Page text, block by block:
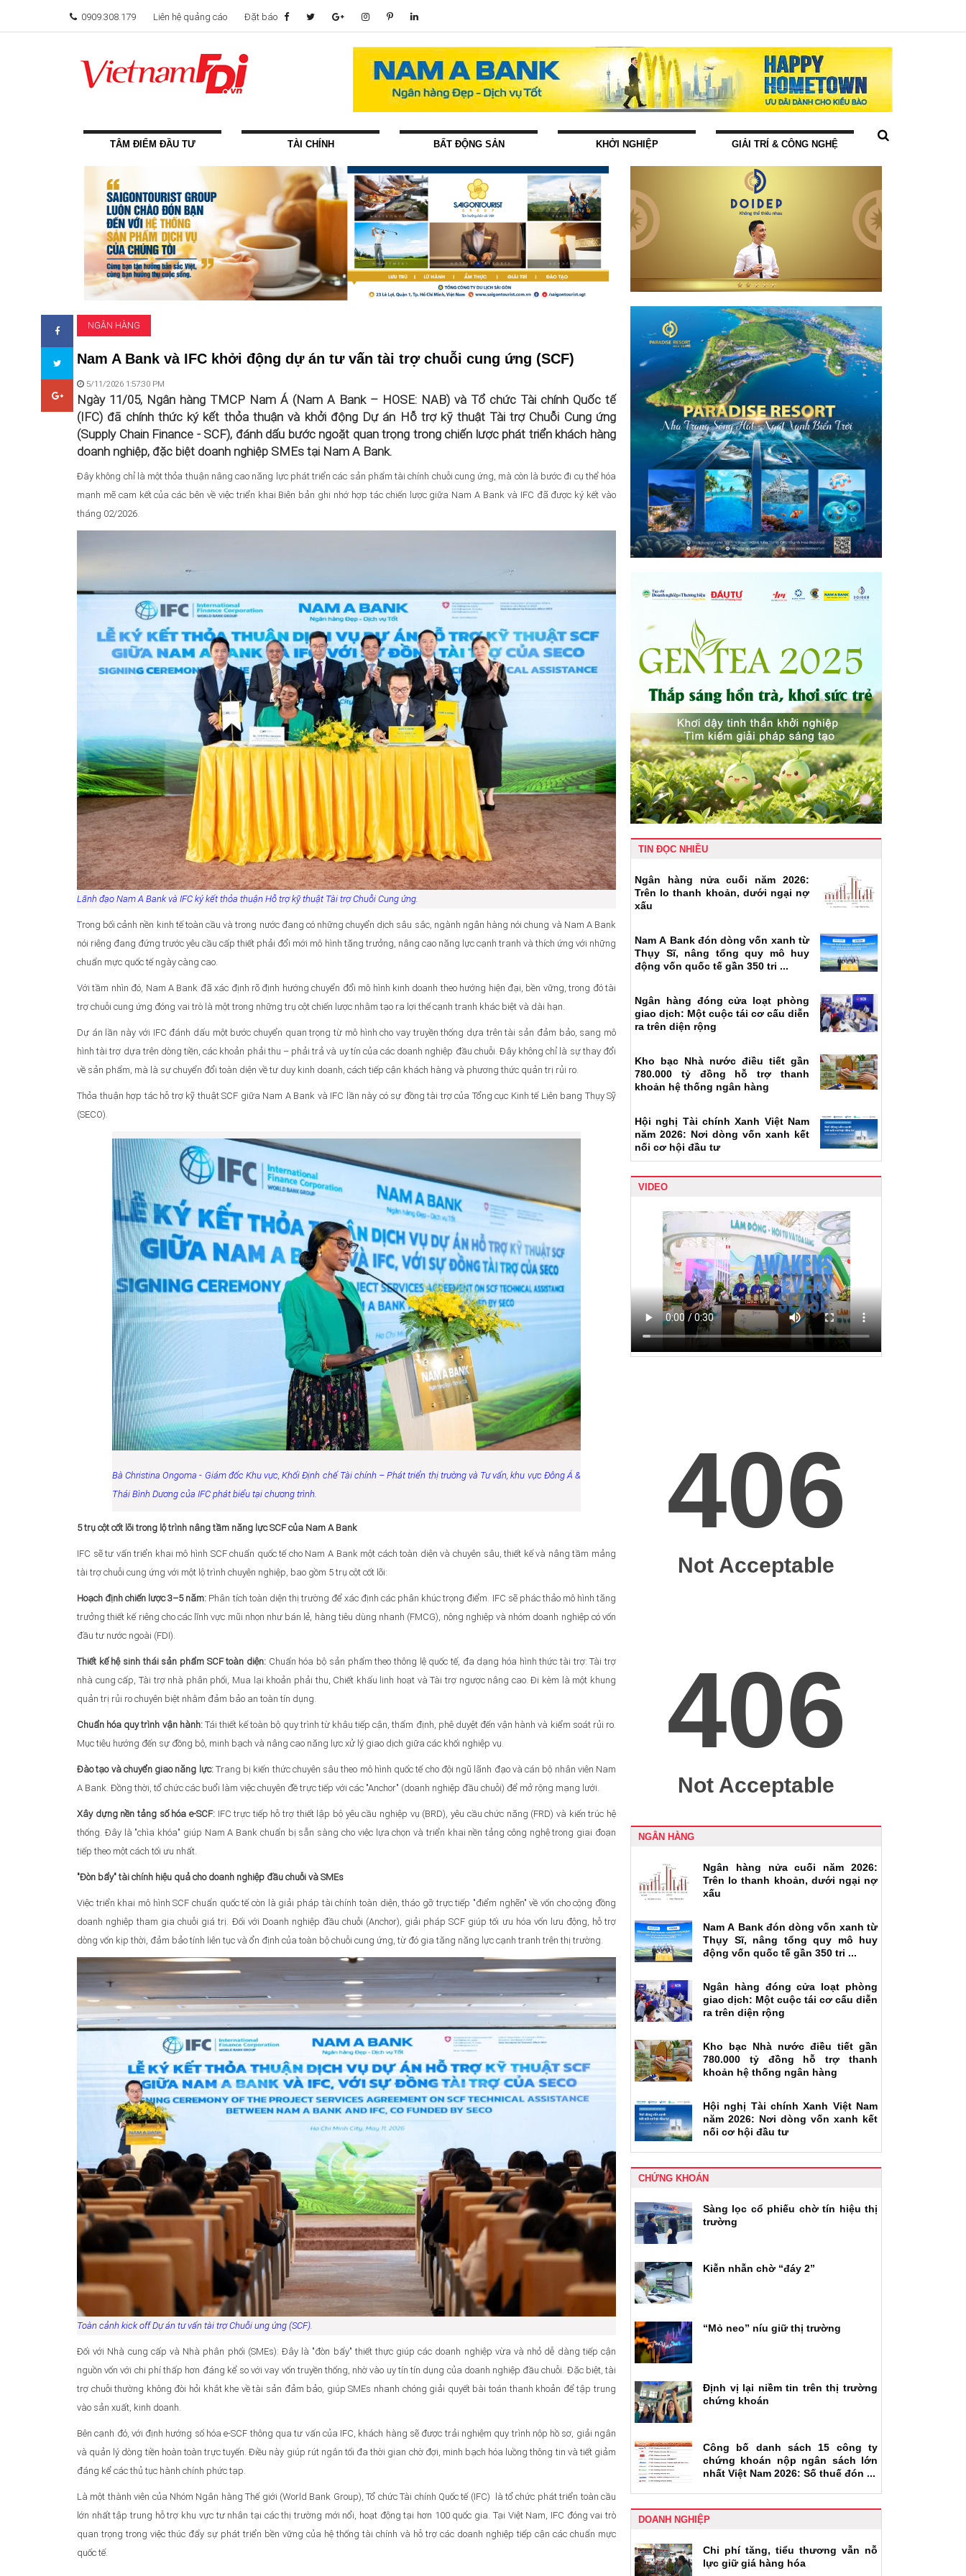
0909.308.179 Liên hệ quảng cáo Đặt báo
TÂM ĐIỂM ĐẦU TƯ TÀI CHÍNH BẤT ĐỘNG SẢN KHỞI NGHIỆP GIẢI TRÍ & CÔNG NGHỆ
NGÂN HÀNG
Nam A Bank và IFC khởi động dự án tư vấn tài trợ chuỗi cung ứng (SCF)
5/11/2026 1:57:30 PM
Ngày 11/05, Ngân hàng TMCP Nam Á (Nam A Bank – HOSE: NAB) và Tổ chức Tài chính Quốc tế
(IFC) đã chính thức ký kết thỏa thuận và khởi động Dự án Hỗ trợ kỹ thuật Tài trợ Chuỗi Cung ứng
(Supply Chain Finance - SCF), đánh dấu bước ngoặt quan trọng trong chiến lược phát triển khách hàng
doanh nghiệp, đặc biệt doanh nghiệp SMEs tại Nam A Bank.
Đây không chỉ là một thỏa thuận nâng cao năng lực phát triển các sản phẩm tài chính chuỗi cung ứng, mà còn là bước đi cụ thể hóa
mạnh mẽ cam kết của các bên về việc triển khai Biên bản ghi nhớ hợp tác chiến lược giữa Nam A Bank và IFC đã được ký kết vào
tháng 02/2026.
Lãnh đạo Nam A Bank và IFC ký kết thỏa thuận Hỗ trợ kỹ thuật Tài trợ Chuỗi Cung ứng
Trong bối cảnh nền kinh tế toàn cầu và trong nước đang có những chuyển dịch sâu sắc, ngành ngân hàng nói chung và Nam A Bank
nói riêng đang đứng trước yêu cầu cấp thiết phải đổi mới mô hình tăng trưởng, nâng cao năng lực cạnh tranh và thích ứng với những
chuẩn mực quốc tế ngày càng cao.
Với tầm nhìn đó, Nam A Bank đã xác định rõ định hướng chuyển đổi mô hình kinh doanh theo hướng hiện đại, bền vững, trong đó tài
trợ chuỗi cung ứng đóng vai trò là một trong những trụ cột chiến lược nhằm tạo ra lợi thế cạnh tranh khác biệt và dài hạn.
Dự án lần này với IFC đánh dấu một bước chuyển quan trọng từ mô hình cho vay truyền thống dựa trên tài sản đảm bảo, sang mô
hình tài trợ dựa trên dòng tiền, các khoản phải thu – phải trả và uy tín của các doanh nghiệp đầu chuỗi. Đây không chỉ là sự thay đổi
về sản phẩm, mà là sự chuyển đổi toàn diện về tư duy kinh doanh, cách tiếp cận khách hàng và phương thức quản trị rủi ro.
Thỏa thuận hợp tác hỗ trợ kỹ thuật SCF giữa Nam A Bank và IFC lần này có sự đồng tài trợ của Tổng cục Kinh tế Liên bang Thụy Sỹ
(SECO).
Bà Christina Ongoma - Giám đốc Khu vực, Khối Định chế Tài chính – Phát triển thị trường và Tư vấn, khu vực Đông Á &
Thái Bình Dương của IFC phát biểu tại chương trình.
5 trụ cột cốt lõi trong lộ trình nâng tầm năng lực SCF của Nam A Bank
IFC sẽ tư vấn triển khai mô hình SCF chuẩn quốc tế cho Nam A Bank một cách toàn diện và chuyên sâu, thiết kế và nâng tầm mảng
tài trợ chuỗi cung ứng với một lộ trình chuyên nghiệp, bao gồm 5 trụ cột cốt lõi:
Hoạch định chiến lược 3–5 năm: Phân tích toàn diện thị trường để xác định các phân khúc trọng điểm. IFC sẽ phác thảo mô hình tăng
trưởng thiết kế riêng cho các lĩnh vực mũi nhọn như bán lẻ, hàng tiêu dùng nhanh (FMCG), nông nghiệp và nhóm doanh nghiệp có vốn
đầu tư nước ngoài (FDI).
Thiết kế hệ sinh thái sản phẩm SCF toàn diện: Chuẩn hóa bộ sản phẩm theo thông lệ quốc tế, đa dạng hóa hình thức tài trợ: Tài trợ
nhà cung cấp, Tài trợ nhà phân phối, Mua lại khoản phải thu, Chiết khấu linh hoạt và Tài trợ ngược nâng cao. Đi kèm là một khung
quản trị rủi ro chuyên biệt nhằm đảm bảo an toàn tín dụng.
Chuẩn hóa quy trình vận hành:Tái thiết kế toàn bộ quy trình từ khâu tiếp cận, thẩm định, phê duyệt đến vận hành và kiểm soát rủi ro.
Mục tiêu hướng đến sự đồng bộ, minh bạch và nâng cao năng lực xử lý giao dịch giữa các khối nghiệp vụ.
Đào tạo và chuyển giao năng lực:Trang bị kiến thức chuyên sâu theo mô hình quốc tế cho đội ngũ lãnh đạo và cán bộ nhân viên Nam
A Bank. Đồng thời, tổ chức các buổi làm việc chuyên đề trực tiếp với các "Anchor" (doanh nghiệp đầu chuỗi) để mở rộng mạng lưới.
Xây dựng nền tảng số hóa e-SCF:IFC trực tiếp hỗ trợ thiết lập bộ yêu cầu nghiệp vụ (BRD), yêu cầu chức năng (FRD) và kiến trúc hệ
thống. Đây là "chìa khóa" giúp Nam A Bank chuẩn bị sẵn sàng cho việc lựa chọn và triển khai nền tảng công nghệ trong giai đoạn
tiếp theo một cách tối ưu nhất.
"Đòn bẩy" tài chính hiệu quả cho doanh nghiệp đầu chuỗi và SMEs
Việc triển khai mô hình SCF chuẩn quốc tế còn là giải pháp tài chính toàn diện, tháo gỡ trực tiếp "điểm nghẽn" về vốn cho cộng đồng
doanh nghiệp tham gia chuỗi giá trị. Đối với Doanh nghiệp đầu chuỗi (Anchor), giải pháp SCF giúp tối ưu hóa vốn lưu động, hỗ trợ
dòng vốn kịp thời, đảm bảo tính liên tục và ổn định của toàn bộ chuỗi cung ứng, từ đó gia tăng năng lực cạnh tranh trên thị trường.
Toàn cảnh kick offDự án tư vấn tài trợChuỗi ung ứng (SCF)
Đối với Nhà cung cấp và Nhà phân phối (SMEs): Đây là "đòn bẩy" thiết thực giúp các doanh nghiệp vừa và nhỏ dễ dàng tiếp cận
nguồn vốn với chi phí thấp hơn đáng kể so với vay vốn truyền thống, nhờ vào uy tín tín dụng của doanh nghiệp đầu chuỗi. Đặc biệt, tài
trợ chuỗi thường không đòi hỏi khắt khe về tài sản đảm bảo, giúp SMEs nhanh chóng giải quyết bài toán thanh khoản để tập trung
vào sản xuất, kinh doanh.
Bên cạnh đó, với định hướng số hóa e-SCF thông qua tư vấn của IFC, khách hàng sẽ được trải nghiệm quy trình nộp hồ sơ, giải ngân
và quản lý dòng tiền hoàn toàn trực tuyến. Điều này giúp rút ngắn tối đa thời gian chờ đợi, minh bạch hóa luồng thông tin và tiết giảm
đáng kể các thủ tục hành chính phức tạp.
Là một thành viên của Nhóm Ngân hàng Thế giới (World Bank Group), Tổ chức Tài chính Quốc tế (IFC) là tổ chức phát triển toàn cầu
lớn nhất tập trung hỗ trợ khu vực tư nhân tại các thị trường mới nổi, hoạt động tại hơn 100 quốc gia. Tại Việt Nam, IFC đóng vai trò
quan trọng trong việc thúc đẩy sự phát triển bền vững của hệ thống tài chính và hỗ trợ các doanh nghiệp tiếp cận các chuẩn mực
quốc tế.
TIN ĐỌC NHIỀU
Ngân hàng nửa cuối năm 2026:
Trên lo thanh khoản, dưới ngại nợ
xấu
Nam A Bank đón dòng vốn xanh từ
Thụy Sĩ, nâng tổng quy mô huy
động vốn quốc tế gần 350 tri ...
Ngân hàng đóng cửa loạt phòng
giao dịch: Một cuộc tái cơ cấu diễn
ra trên diện rộng
Kho bạc Nhà nước điều tiết gần
780.000 tỷ đồng hỗ trợ thanh
khoản hệ thống ngân hàng
Hội nghị Tài chính Xanh Việt Nam
năm 2026: Nơi dòng vốn xanh kết
nối cơ hội đầu tư
VIDEO
NGÂN HÀNG
Ngân hàng nửa cuối năm 2026:
Trên lo thanh khoản, dưới ngại nợ
xấu
Nam A Bank đón dòng vốn xanh từ
Thụy Sĩ, nâng tổng quy mô huy
động vốn quốc tế gần 350 tri ...
Ngân hàng đóng cửa loạt phòng
giao dịch: Một cuộc tái cơ cấu diễn
ra trên diện rộng
Kho bạc Nhà nước điều tiết gần
780.000 tỷ đồng hỗ trợ thanh
khoản hệ thống ngân hàng
Hội nghị Tài chính Xanh Việt Nam
năm 2026: Nơi dòng vốn xanh kết
nối cơ hội đầu tư
CHỨNG KHOÁN
Sàng lọc cổ phiếu chờ tín hiệu thị
trường
Kiễn nhẫn chờ “đáy 2”
“Mỏ neo” níu giữ thị trường
Định vị lại niềm tin trên thị trường
chứng khoán
Công bố danh sách 15 công ty
chứng khoán nộp ngân sách lớn
nhất Việt Nam 2026: Số thuế đón ...
DOANH NGHIỆP
Chi phí tăng, tiểu thương vẫn nỗ
lực giữ giá hàng hóa